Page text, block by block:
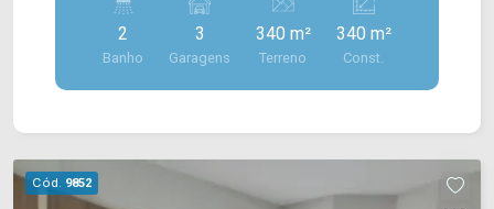
244M² e um mezanino de 95M². > 02 banheiros,
sendo 01 com acessibilidade; > 03 vagas
rotativas. Localizado na Av. Campos Sales, esta
próximo à Rua Florindo Cibin, Rua Gonçalves
Poupatempo, Burger King, bancos, cartório,
panificadora Maryara, farmácias e restaurantes.
2
Banho
3
Garagens
340 m²
Terreno
340 m²
Const.
Cód. 9852